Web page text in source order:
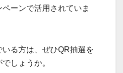
ーンで活用されていま
る方は、ぜひQR抽選を
しょうか。